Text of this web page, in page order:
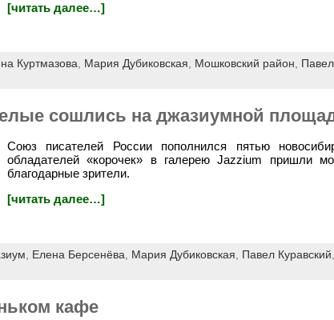
[читать далее…]
Куртмазова Мария Дубиковская Мошковский район
сошлись на джазиумной
Союз писателей России пополнился пятью
обладателей «корочек» в галерею Jazzium пришли
благодарные зрители.
[читать далее…]
Елена Берсенёва Мария Дубиковская Павел Куравский
кафе